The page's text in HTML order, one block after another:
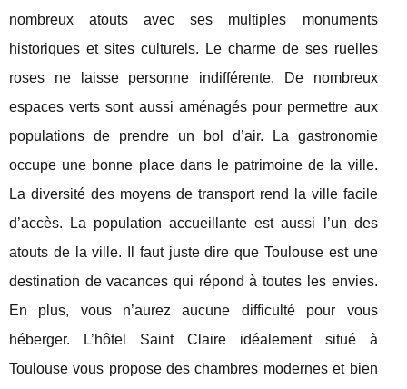
nombreux atouts avec ses multiples monuments
historiques et sites culturels. Le charme de ses ruelles
roses ne laisse personne indifférente. De nombreux
espaces verts sont aussi aménagés pour permettre aux
populations de prendre un bol d’air. La gastronomie
occupe une bonne place dans le patrimoine de la ville.
La diversité des moyens de transport rend la ville facile
d’accès. La population accueillante est aussi l’un des
atouts de la ville. Il faut juste dire que Toulouse est une
destination de vacances qui répond à toutes les envies.
En plus, vous n’aurez aucune difficulté pour vous
héberger. L’hôtel Saint Claire idéalement situé à
Toulouse vous propose des chambres modernes et bien